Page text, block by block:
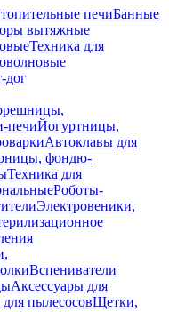
печиБанные
вытяжные
Техника для
дог
печиЙогуртницы,
Автоклавы для
фондю-
Техника для
Роботы-
Электровеники,
Вспениватели
Аксессуары для
пылесосовЩетки,